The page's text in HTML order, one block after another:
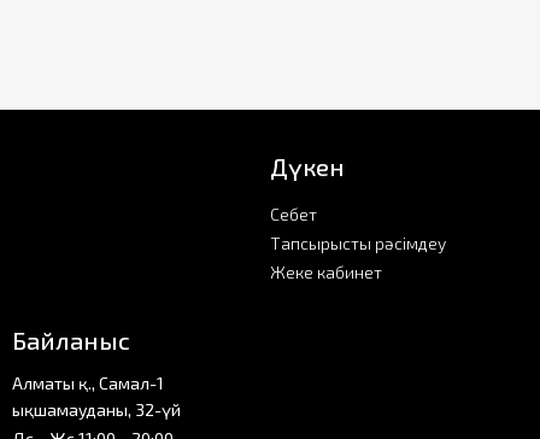
Дүкен
Себет
Тапсырысты рәсімдеу
Жеке кабинет
Байланыс
Алматы қ., Самал-1
ықшамауданы, 32-үй